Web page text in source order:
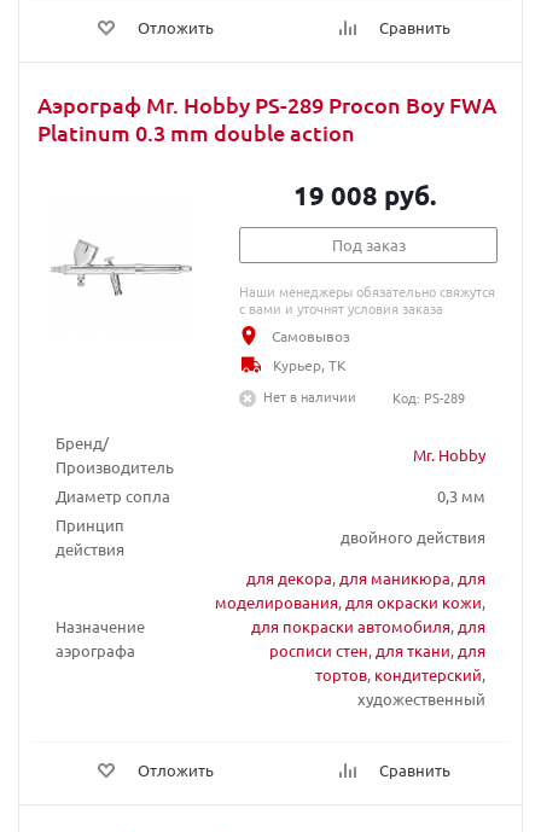
Отложить Сравнить
Аэрограф Mr. Hobby PS-289 Procon Boy FWA
Platinum 0.3 mm double action
Бренд/
Производитель
Mr. Hobby
Диаметр сопла
0,3 мм
Принцип
действия
двойного действия
Назначение
аэрографа
для декора, для маникюра, для
моделирования, для окраски кожи,
для покраски автомобиля, для
росписи стен, для ткани, для
тортов, кондитерский,
художественный
Отложить Сравнить
19 008 руб.
Под заказ
Наши менеджеры обязательно свяжутся
с вами и уточнят условия заказа
Самовывоз
Курьер, ТК
Нет в наличии
Код: PS-289